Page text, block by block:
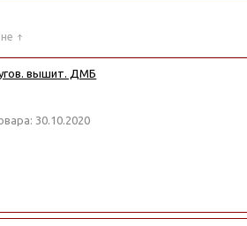
вышит. ДМБ
30.10.2020